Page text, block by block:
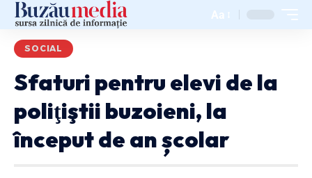
Aa
SOCIAL
Sfaturi pentru elevi de la
poliţiştii buzoieni, la
început de an școlar